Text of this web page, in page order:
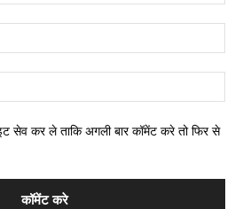
सेव कर ले ताकि अगली बार कॉमेंट करे तो फिर से